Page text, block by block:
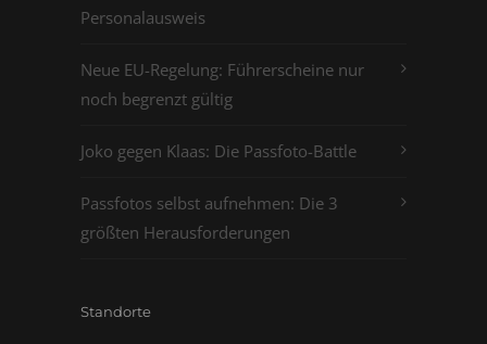
Personalausweis
Neue EU-Regelung: Führerscheine nur
noch begrenzt gültig
Joko gegen Klaas: Die Passfoto-Battle
Passfotos selbst aufnehmen: Die 3
größten Herausforderungen
Standorte